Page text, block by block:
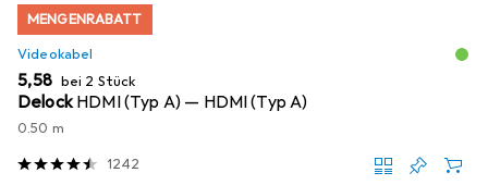
MENGENRABATT
Videokabel
EUR
5,58 bei 2 Stück
Delock HDMI (Typ A) — HDMI (Typ A)
0.50 m
1242